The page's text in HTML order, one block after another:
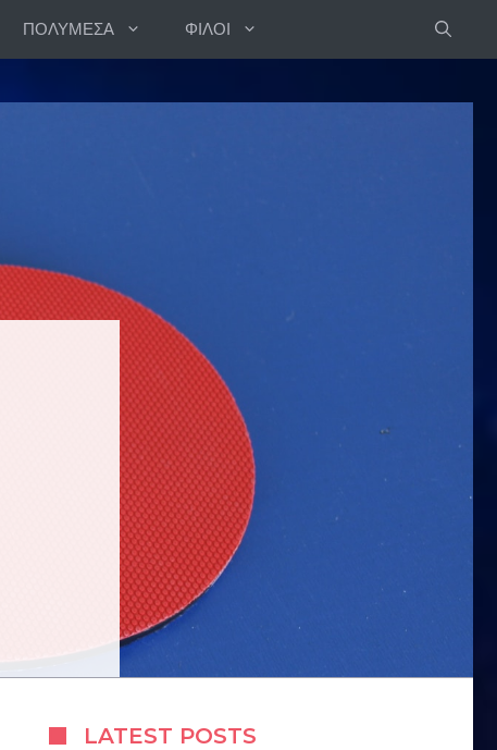
ΠΟΛΥΜΕΣΑ ΦΙΛΟΙ
LATEST POSTS